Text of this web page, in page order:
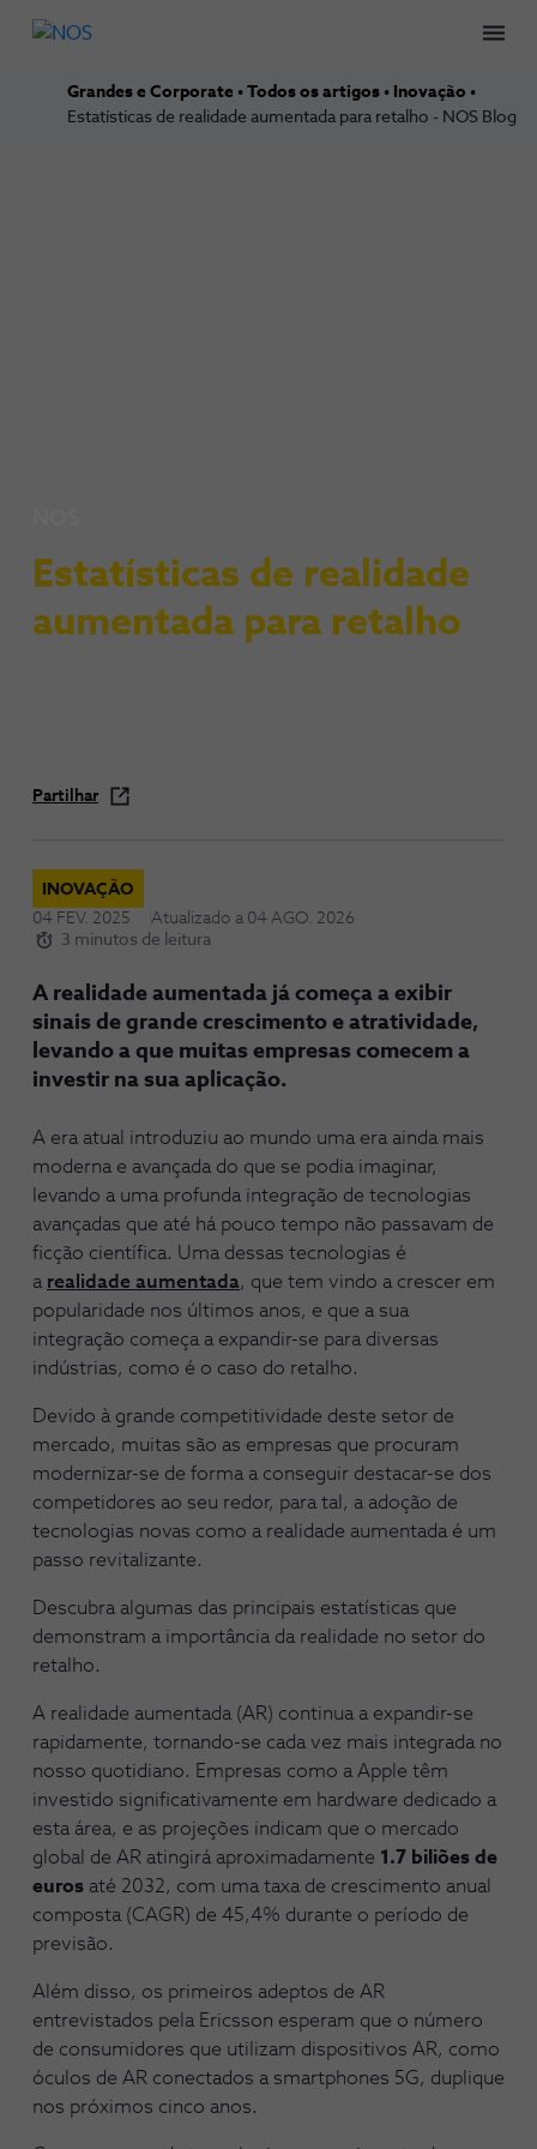
Grandes e Corporate Todos os artigos
Inovação
Estatísticas de realidade aumentada para retalho - NOS Blog
Estatísticas de realidade
aumentada para retalho
Partilhar
INOVAÇÃO
04 FEV. 2025
Atualizado a 04 AGO. 2026
3 minutos de leitura
A realidade aumentada já começa a exibir
sinais de grande crescimento e atratividade,
levando a que muitas empresas comecem a
investir na sua aplicação.
A era atual introduziu ao mundo uma era ainda mais
moderna e avançada do que se podia imaginar,
levando a uma profunda integração de tecnologias
avançadas que até há pouco tempo não passavam de
ficção científica. Uma dessas tecnologias é
a realidade aumentada, que tem vindo a crescer em
popularidade nos últimos anos, e que a sua
integração começa a expandir-se para diversas
indústrias, como é o caso do retalho.
Devido à grande competitividade deste setor de
mercado, muitas são as empresas que procuram
modernizar-se de forma a conseguir destacar-se dos
competidores ao seu redor, para tal, a adoção de
tecnologias novas como a realidade aumentada é um
passo revitalizante.
Descubra algumas das principais estatísticas que
demonstram a importância da realidade no setor do
retalho.
A realidade aumentada (AR) continua a expandir-se
rapidamente, tornando-se cada vez mais integrada no
nosso quotidiano. Empresas como a Apple têm
investido significativamente em hardware dedicado a
esta área, e as projeções indicam que o mercado
global de AR atingirá aproximadamente 1.7 biliões de
euros até 2032, com uma taxa de crescimento anual
composta (CAGR) de 45,4% durante o período de
previsão.
Além disso, os primeiros adeptos de AR
entrevistados pela Ericsson esperam que o número
de consumidores que utilizam dispositivos AR, como
óculos de AR conectados a smartphones 5G, duplique
nos próximos cinco anos.